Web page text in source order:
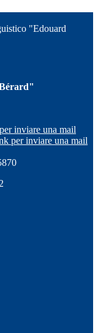
"Edouard
inviare una mail
per inviare una mail